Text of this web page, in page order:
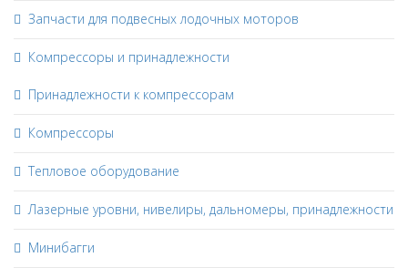
Запчасти для подвесных лодочных моторов
Компрессоры и принадлежности
Принадлежности к компрессорам
Компрессоры
Тепловое оборудование
Лазерные уровни, нивелиры, дальномеры, принадлежности
Минибагги